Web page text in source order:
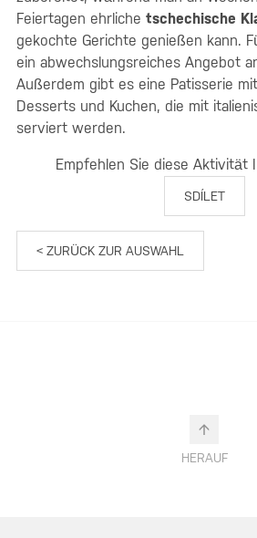
Feiertagen ehrliche tschechische
gekochte Gerichte genießen kann.
ein abwechslungsreiches Angebot
Außerdem gibt es eine Patisserie
Desserts und Kuchen, die mit
serviert werden.
Empfehlen Sie diese Aktivität
SDÍLET
< ZURÜCK ZUR AUSWAHL
HERAUF